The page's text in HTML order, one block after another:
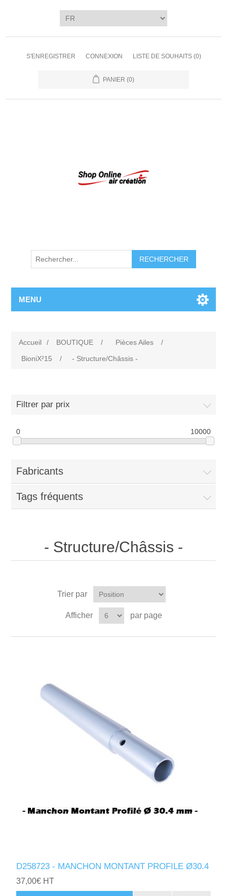
S'ENREGISTRER CONNEXION LISTE DE SOUHAITS (0)
PANIER (0)
RECHERCHER
MENU
Accueil / BOUTIQUE / Pièces Ailes
/
BioniX²15
/ - Structure/Châssis -
Filtrer par prix
0 10000
Fabricants
Tags fréquents
- Structure/Châssis -
Trier par
Afficher par page
D258723 - MANCHON MONTANT PROFILE Ø30.4
37,00€ HT